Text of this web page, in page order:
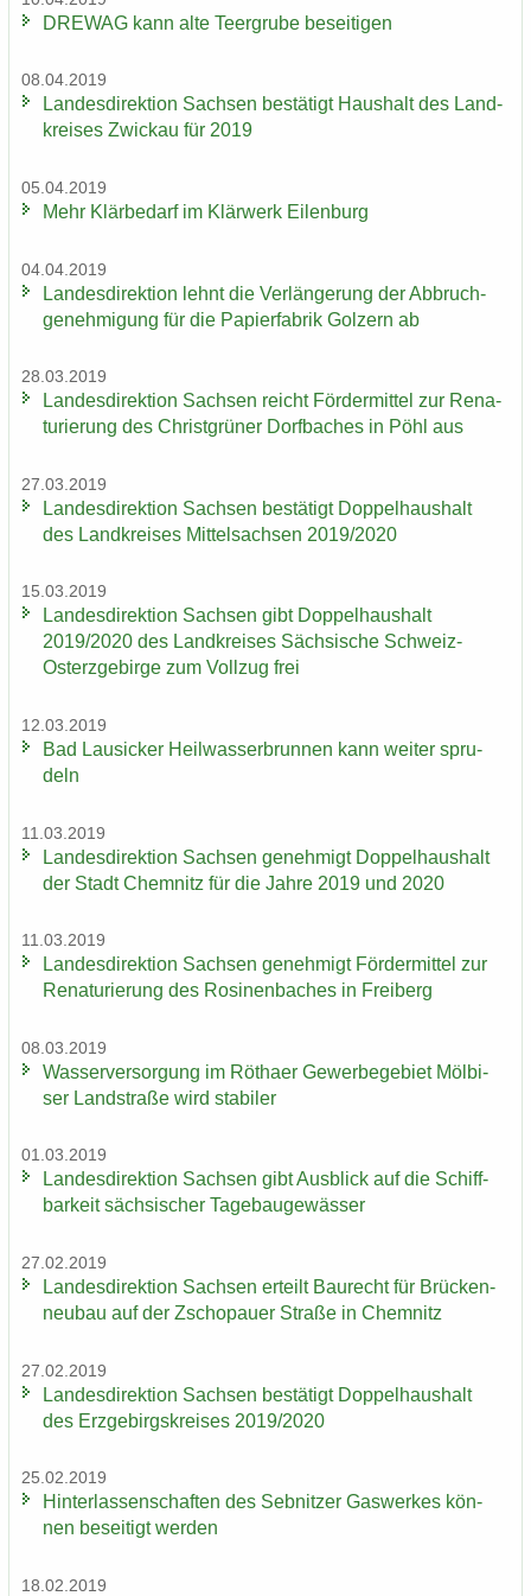
DRE­WAG kann alte Teergru­be be­sei­ti­gen
08.04.2019
Lan­des­di­rek­ti­on Sach­sen be­stä­tigt Haus­halt des Land­
krei­ses Zwi­ckau für 2019
05.04.2019
Mehr Klär­be­darf im Klär­werk Ei­len­burg
04.04.2019
Lan­des­di­rek­ti­on lehnt die Ver­län­ge­rung der Ab­bruch­
ge­neh­mi­gung für die Pa­pier­fa­brik Golz­ern ab
28.03.2019
Lan­des­di­rek­ti­on Sach­sen reicht För­der­mit­tel zur Re­na­
tu­rie­rung des Christ­grü­ner Dorf­ba­ches in Pöhl aus
27.03.2019
Lan­des­di­rek­ti­on Sach­sen be­stä­tigt Dop­pel­haus­halt
des Land­krei­ses Mit­tel­sach­sen 2019/2020
15.03.2019
Lan­des­di­rek­ti­on Sach­sen gibt Dop­pel­haus­halt
2019/2020 des Land­krei­ses Säch­si­sche Schweiz-​
Osterzgebirge zum Voll­zug frei
12.03.2019
Bad Lau­si­cker Heil­was­ser­brun­nen kann wei­ter spru­
deln
11.03.2019
Lan­des­di­rek­ti­on Sach­sen ge­neh­migt Dop­pel­haus­halt
der Stadt Chem­nitz für die Jahre 2019 und 2020
11.03.2019
Lan­des­di­rek­ti­on Sach­sen ge­neh­migt För­der­mit­tel zur
Re­na­tu­rie­rung des Ro­si­nen­ba­ches in Frei­berg
08.03.2019
Was­ser­ver­sor­gung im Rö­tha­er Ge­wer­be­ge­biet Möl­bi­
ser Land­stra­ße wird sta­bi­ler
01.03.2019
Lan­des­di­rek­ti­on Sach­sen gibt Aus­blick auf die Schiff­
bar­keit säch­si­scher Ta­ge­bau­ge­wäs­ser
27.02.2019
Lan­des­di­rek­ti­on Sach­sen er­teilt Bau­recht für Brü­cken­
neu­bau auf der Zscho­pau­er Stra­ße in Chem­nitz
27.02.2019
Lan­des­di­rek­ti­on Sach­sen be­stä­tigt Dop­pel­haus­halt
des Erz­ge­birgs­krei­ses 2019/2020
25.02.2019
Hin­ter­las­sen­schaf­ten des Seb­nit­zer Gas­wer­kes kön­
nen be­sei­tigt wer­den
18.02.2019